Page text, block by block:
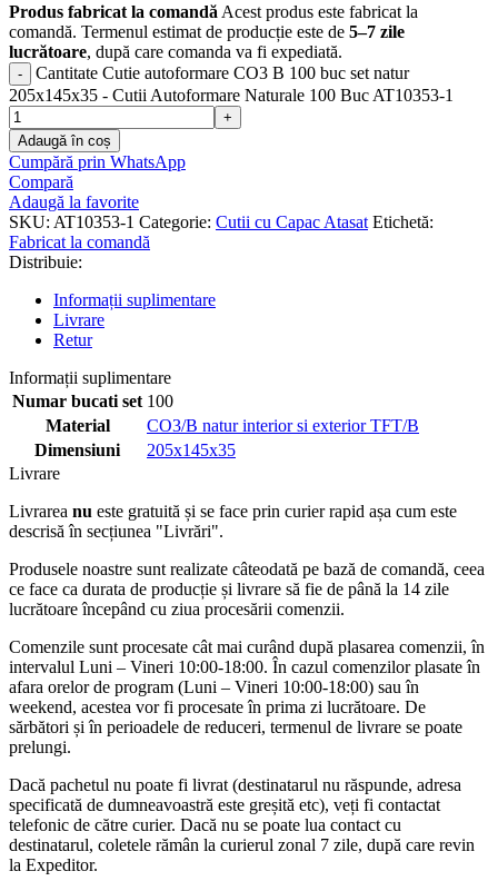
Produs fabricat la comandă Acest produs este fabricat la
comandă. Termenul estimat de producție este de 5–7 zile
lucrătoare, după care comanda va fi expediată.
Cantitate Cutie autoformare CO3 B 100 buc set natur
205x145x35 - Cutii Autoformare Naturale 100 Buc AT10353-1
Adaugă în coș
Cumpără prin WhatsApp
Compară
Adaugă la favorite
SKU: AT10353-1 Categorie: Cutii cu Capac Atasat Etichetă:
Fabricat la comandă
Distribuie:
Informații suplimentare
Livrare
Retur
Informații suplimentare
Numar bucati set 100
Material
CO3/B natur interior si exterior TFT/B
Dimensiuni
205x145x35
Livrare
Livrarea nu este gratuită și se face prin curier rapid așa cum este
descrisă în secțiunea "Livrări".
Produsele noastre sunt realizate câteodată pe bază de comandă, ceea
ce face ca durata de producție și livrare să fie de până la 14 zile
lucrătoare începând cu ziua procesării comenzii.
Comenzile sunt procesate cât mai curând după plasarea comenzii, în
intervalul Luni – Vineri 10:00-18:00. În cazul comenzilor plasate în
afara orelor de program (Luni – Vineri 10:00-18:00) sau în
weekend, acestea vor fi procesate în prima zi lucrătoare. De
sărbători și în perioadele de reduceri, termenul de livrare se poate
prelungi.
Dacă pachetul nu poate fi livrat (destinatarul nu răspunde, adresa
specificată de dumneavoastră este greșită etc), veți fi contactat
telefonic de către curier. Dacă nu se poate lua contact cu
destinatarul, coletele rămân la curierul zonal 7 zile, după care revin
la Expeditor.